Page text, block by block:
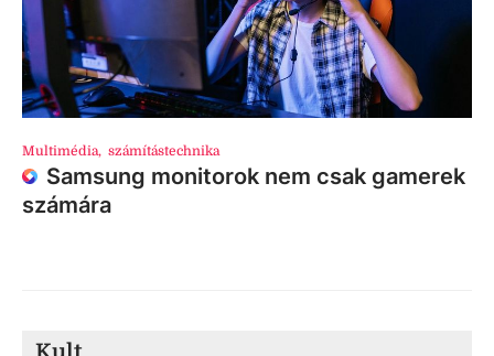
Multimédia, számítástechnika
Samsung monitorok nem csak gamerek
számára